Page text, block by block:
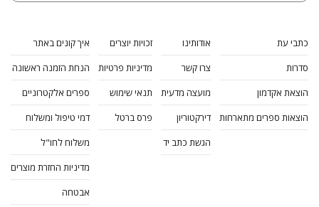
כתבי עת
סדרות
הוצאת אקדמון
הוצאות ספרים מתארחות
אודותינו
צרו קשר
מועצה מדעית
דירקטוריון
הגשת כתב יד
זכויות יוצרים
מדיניות פרטיות
תנאי שימוש
פרס ברטל
איך קונים באתר
הנחת הזמנה ראשונה
ספרים אלקטרוניים
דמי טיפול ומשלוח
משלוח לחו"ל
מדיניות החזרת מוצרים
אבטחה